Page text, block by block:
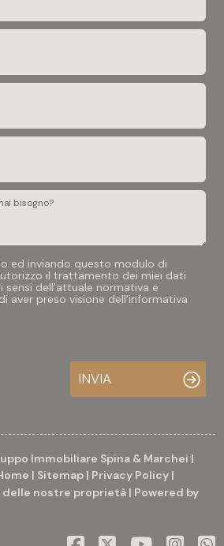
bisogno?
ed inviando questo modulo di
il trattamento dei miei dati
sensi dell'attuale normativa e
aver preso visione dell'informativa
INVIA
Immobiliare Spina & Marchei |
| Sitemap | Privacy Policy |
delle nostre proprietà | Powered by